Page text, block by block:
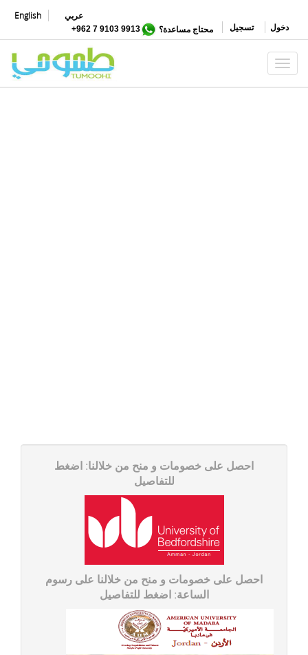
المحتوى
الرئيسي
English
عربي
تسجيل
دخول محتاج مساعدة؟ 9913 9103 7 962+
Toggle navigation
احصل على خصومات و منح من خلالنا: اضغط
للتفاصیل
احصل على خصومات و منح من خلالنا على رسوم
الساعة: اضغط للتفاصیل